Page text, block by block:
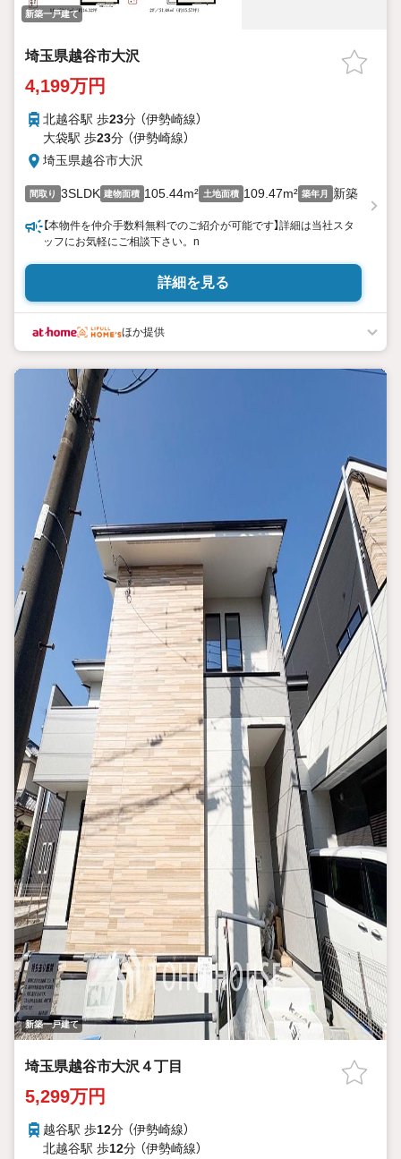
新築一戸建て
埼玉県越谷市大沢
4,199万円
北越谷駅 歩23分 （伊勢崎線）
大袋駅 歩23分 （伊勢崎線）
埼玉県越谷市大沢
間取り 3SLDK 建物面積 105.44m² 土地面積 109.47m² 築年月 新築
【本物件を仲介手数料無料でのご紹介が可能です】詳細は当社スタ
ッフにお気軽にご相談下さい。n
詳細を見る
ほか提供
新築一戸建て
埼玉県越谷市大沢４丁目
5,299万円
越谷駅 歩12分 （伊勢崎線）
北越谷駅 歩12分 （伊勢崎線）